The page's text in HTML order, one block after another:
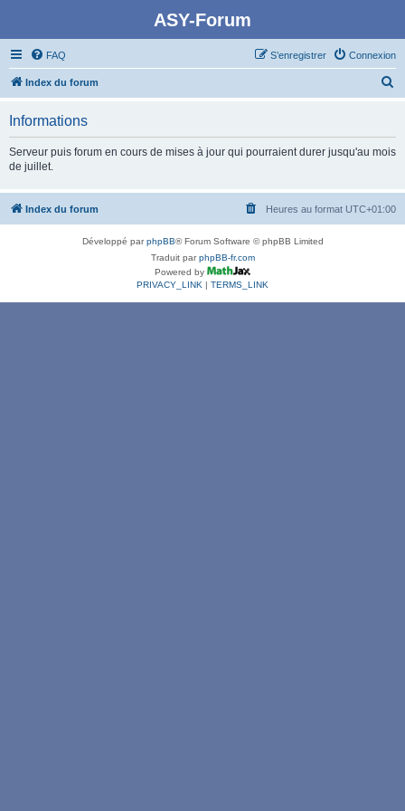
ASY-Forum
FAQ Connexion
S’enregistrer
Index du forum
c
Informations
Serveur puis forum en cours de mises à jour qui pourraient durer jusqu'au mois
de juillet.
Index du forum Heures au format UTC+01:00
Développé parphpBB® Forum Software © phpBB Limited
Traduit parphpBB-fr.com
Powered by
PRIVACY_LINK | TERMS_LINK